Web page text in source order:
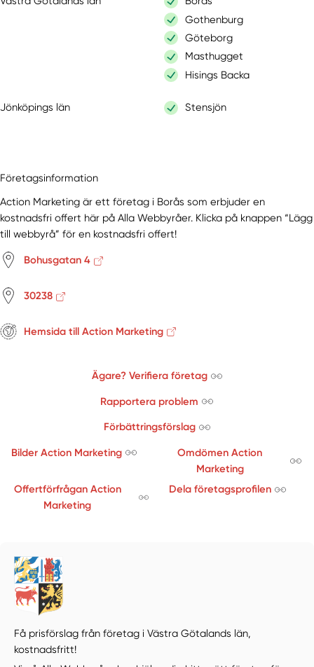
Gothenburg
Göteborg
Masthugget
Hisings Backa
Jönköpings län Stensjön
Företagsinformation
Action Marketing är ett företag i Borås som erbjuder en
kostnadsfri offert här på Alla Webbyråer. Klicka på knappen “Lägg
till webbyrå” för en kostnadsfri offert!
Bohusgatan 4
30238
Hemsida till Action Marketing
Ägare? Verifiera företag
Rapportera problem
Förbättringsförslag
Bilder Action Marketing
Omdömen Action
Marketing
Offertförfrågan Action
Marketing
Dela företagsprofilen
Få prisförslag från företag i Västra Götalands län,
kostnadsfritt!